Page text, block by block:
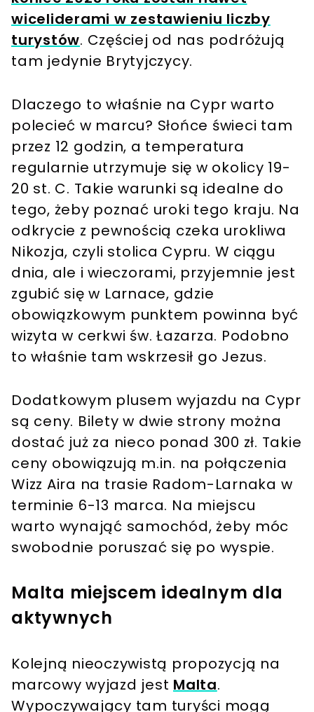
wiceliderami w zestawieniu liczby
turystów. Częściej od nas podróżują
tam jedynie Brytyjczycy.
Dlaczego to właśnie na Cypr warto
polecieć w marcu? Słońce świeci tam
przez 12 godzin, a temperatura
regularnie utrzymuje się w okolicy 19-
20 st. C. Takie warunki są idealne do
tego, żeby poznać uroki tego kraju. Na
odkrycie z pewnością czeka urokliwa
Nikozja, czyli stolica Cypru. W ciągu
dnia, ale i wieczorami, przyjemnie jest
zgubić się w Larnace, gdzie
obowiązkowym punktem powinna być
wizyta w cerkwi św. Łazarza. Podobno
to właśnie tam wskrzesił go Jezus.
Dodatkowym plusem wyjazdu na Cypr
są ceny. Bilety w dwie strony można
dostać już za nieco ponad 300 zł. Takie
ceny obowiązują m.in. na połączenia
Wizz Aira na trasie Radom-Larnaka w
terminie 6-13 marca. Na miejscu
warto wynająć samochód, żeby móc
swobodnie poruszać się po wyspie.
Malta miejscem idealnym dla
aktywnych
Kolejną nieoczywistą propozycją na
marcowy wyjazd jest Malta.
Wypoczywający tam turyści mogą